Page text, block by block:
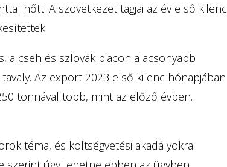
nőtt. A szövetkezet tagjai az év első kilenc
a cseh és szlovák piacon alacsonyabb
Az export 2023 első kilenc hónapjában
tonnával több, mint az előző évben.
téma, és költségvetési akadályokra